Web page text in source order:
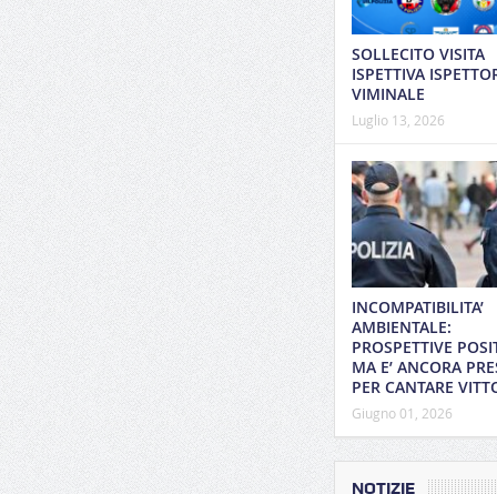
SOLLECITO VISITA
ISPETTIVA
VIMINALE
Luglio 13, 2026
INCOMPATIBILITA’
AMBIENTALE:
PROSPETTIVE
MA E’ ANCORA
PER CANTARE
Giugno 01, 2026
NOTIZIE